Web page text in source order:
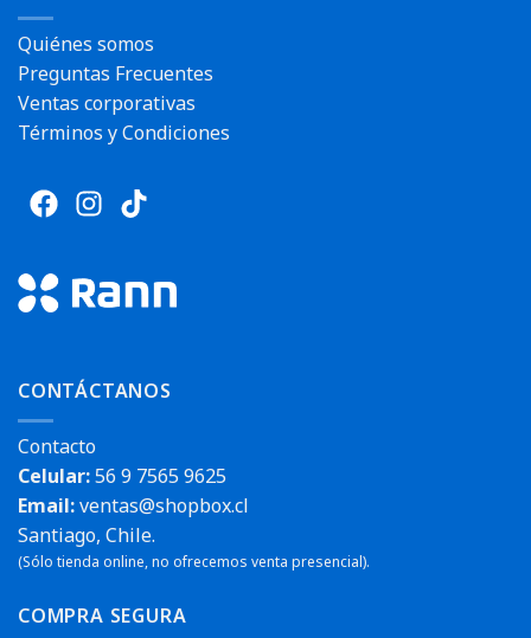
Quiénes somos
Preguntas Frecuentes
Ventas corporativas
Términos y Condiciones
CONTÁCTANOS
Contacto
Celular:56 9 7565 9625
Email:ventas@shopbox.cl
Santiago, Chile.
(Sólo tienda online, no ofrecemos venta presencial).
COMPRA SEGURA